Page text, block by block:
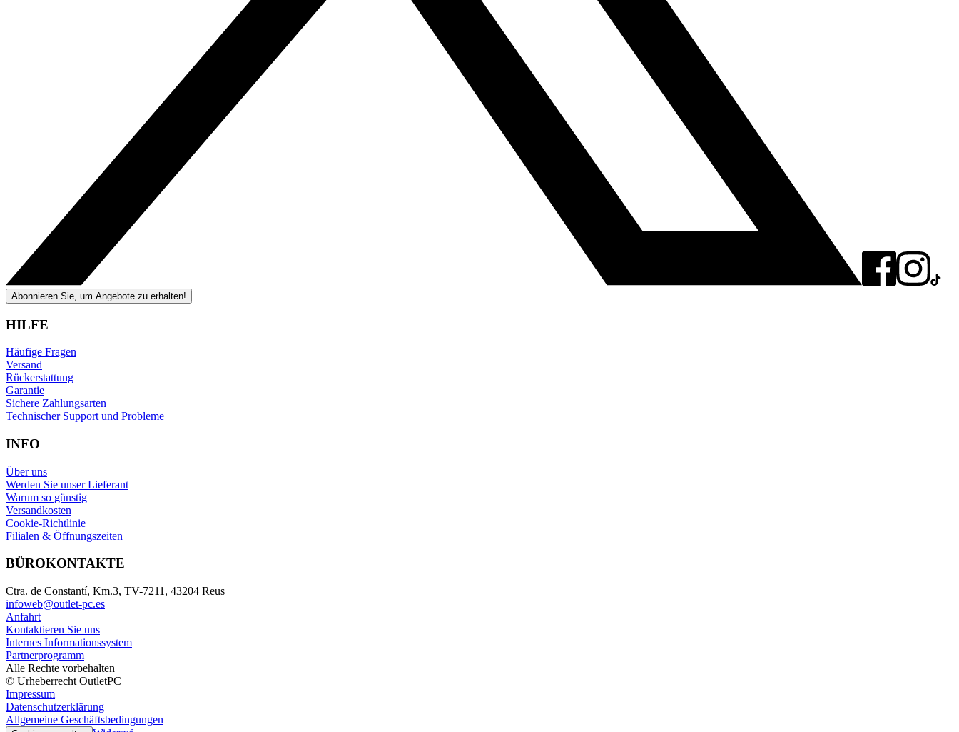
Abonnieren Sie, um Angebote zu erhalten!
HILFE
Häufige Fragen
Versand
Rückerstattung
Garantie
Sichere Zahlungsarten
Technischer Support und Probleme
INFO
Über uns
Werden Sie unser Lieferant
Warum so günstig
Versandkosten
Cookie-Richtlinie
Filialen & Öffnungszeiten
BÜROKONTAKTE
Ctra. de Constantí, Km.3, TV-7211, 43204 Reus
infoweb@outlet-pc.es
Anfahrt
Kontaktieren Sie uns
Internes Informationssystem
Partnerprogramm
Alle Rechte vorbehalten
© Urheberrecht OutletPC
Impressum
Datenschutzerklärung
Allgemeine Geschäftsbedingungen